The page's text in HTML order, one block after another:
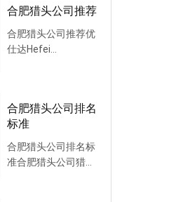
合肥猎头公司推荐
合肥猎头公司推荐优
仕达Hefei
Youshida合肥地区
猎头公...
合肥猎头公司排名
标准
合肥猎头公司排名标
准合肥猎头公司猎头